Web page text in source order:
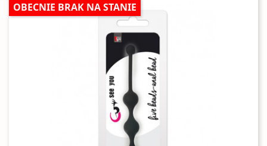
OBECNIE BRAK NA STANIE